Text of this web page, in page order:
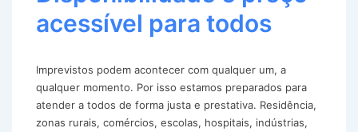
acessível para todos
Imprevistos podem acontecer com qualquer um, a
qualquer momento. Por isso estamos preparados para
atender a todos de forma justa e prestativa. Residência,
zonas rurais, comércios, escolas, hospitais, indústrias,